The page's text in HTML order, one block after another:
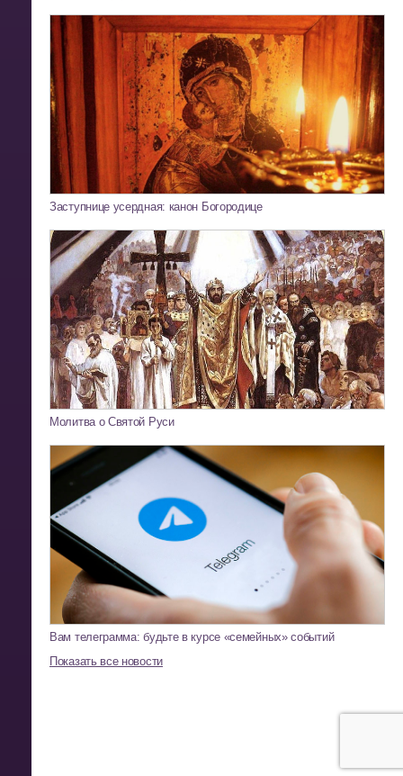
Заступнице усердная: канон Богородице
Молитва о Святой Руси
Вам телеграмма: будьте в курсе «семейных» событий
Показать все новости